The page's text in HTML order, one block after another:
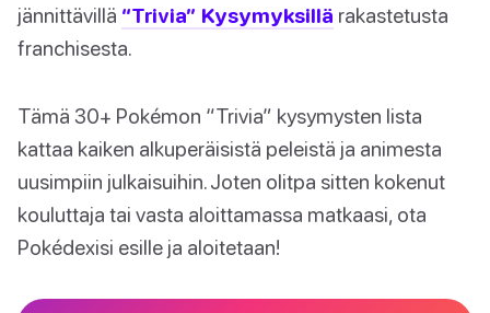
jännittävillä “Trivia” Kysymyksillä rakastetusta
franchisesta.
Tämä 30+ Pokémon “Trivia” kysymysten lista
kattaa kaiken alkuperäisistä peleistä ja animesta
uusimpiin julkaisuihin. Joten olitpa sitten kokenut
kouluttaja tai vasta aloittamassa matkaasi, ota
Pokédexisi esille ja aloitetaan!